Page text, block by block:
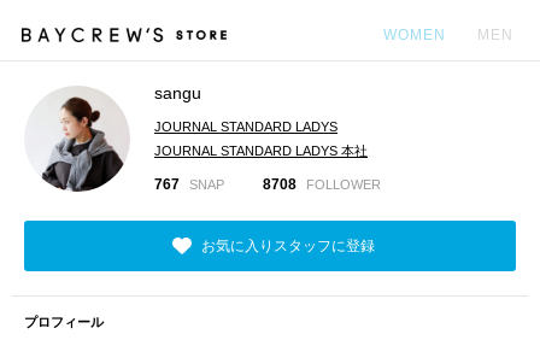
WOMEN MEN
sangu
JOURNAL STANDARD LADYS
JOURNAL STANDARD LADYS 本社
767 SNAP 8708 FOLLOWER
お気に入りスタッフに登録
プロフィール